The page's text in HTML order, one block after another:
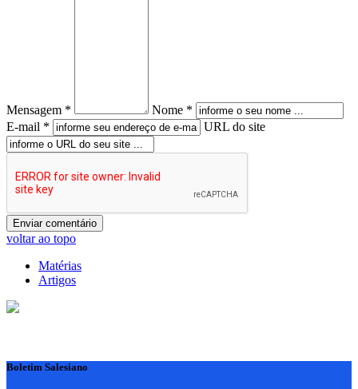
Mensagem *
Nome *
E-mail *
URL do site
voltar ao topo
Matérias
Artigos
Boletim Salesiano